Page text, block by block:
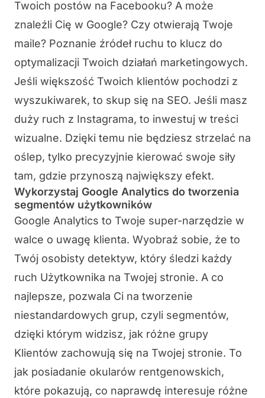
Twoich postów na Facebooku? A może
znaleźli Cię w Google? Czy otwierają Twoje
maile? Poznanie źródeł ruchu to klucz do
optymalizacji Twoich działań marketingowych.
Jeśli większość Twoich klientów pochodzi z
wyszukiwarek, to skup się na SEO. Jeśli masz
duży ruch z Instagrama, to inwestuj w treści
wizualne. Dzięki temu nie będziesz strzelać na
oślep, tylko precyzyjnie kierować swoje siły
tam, gdzie przynoszą największy efekt.
Wykorzystaj Google Analytics do tworzenia
segmentów użytkowników
Google Analytics to Twoje super-narzędzie w
walce o uwagę klienta. Wyobraź sobie, że to
Twój osobisty detektyw, który śledzi każdy
ruch Użytkownika na Twojej stronie. A co
najlepsze, pozwala Ci na tworzenie
niestandardowych grup, czyli segmentów,
dzięki którym widzisz, jak różne grupy
Klientów zachowują się na Twojej stronie. To
jak posiadanie okularów rentgenowskich,
które pokazują, co naprawdę interesuje różne